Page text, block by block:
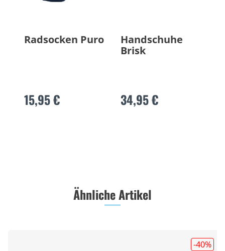
Radsocken Puro
15,95 €
Handschuhe
Brisk
34,95 €
Ähnliche Artikel
-40%